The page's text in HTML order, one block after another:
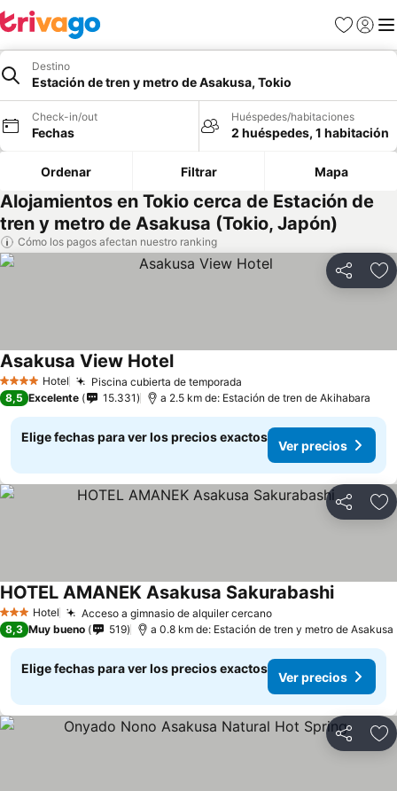
Favoritos
Iniciar
Destino
Estación de tren y metro de Asakusa, Tokio
Check-in/out
Fechas
Huéspedes/habitaciones
2 huéspedes, 1 habitación
Ordenar Filtrar Mapa
Alojamientos en Tokio cerca de Estación de
tren y metro de Asakusa (Tokio, Japón)
Cómo los pagos afectan nuestro ranking
Compartir
4 EstrellasHotel Piscina cubierta de temporada
Asakusa View Hotel
8,5 Excelente 15.331 a 2.5 km de: Estación de tren de Akihabara
Elige fechas para ver los precios exactos
Ver precios
Compartir
3 Estrellas
Hotel Acceso a gimnasio de alquiler cercano
HOTEL AMANEK Asakusa Sakurabashi
8,3 Muy bueno 519 a 0.8 km de: Estación de tren y metro de Asakusa
Elige fechas para ver los precios exactos
Ver precios
Compartir